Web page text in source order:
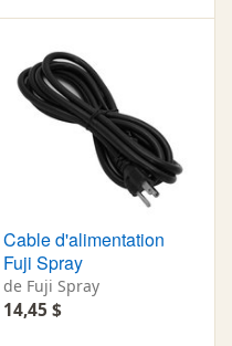
Cable d'alimentation
Fuji Spray
de Fuji Spray
14,45 $